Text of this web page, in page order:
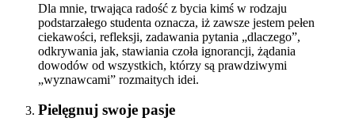
Dla mnie, trwająca radość z bycia kimś w rodzaju
podstarzałego studenta oznacza, iż zawsze jestem pełen
ciekawości, refleksji, zadawania pytania „dlaczego”,
odkrywania jak, stawiania czoła ignorancji, żądania
dowodów od wszystkich, którzy są prawdziwymi
„wyznawcami” rozmaitych idei.
Pielęgnuj swoje pasje